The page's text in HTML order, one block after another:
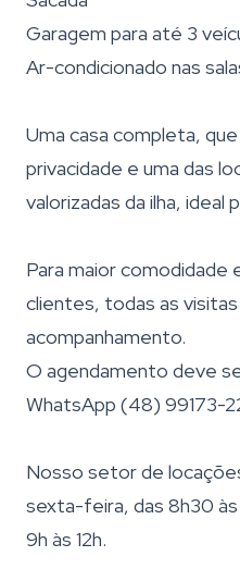
Garagem para até 3
Ar-condicionado nas
Uma casa completa,
privacidade e uma das
valorizadas da ilha, ideal
Para maior comodidade
clientes, todas as
acompanhamento.
O agendamento deve
WhatsApp (48) 99173-
Nosso setor de
sexta-feira, das 8h30 às
9h às 12h.